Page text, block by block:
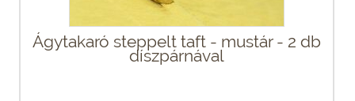
Ágytakaró steppelt taft - mustár - 2 db
díszpárnával